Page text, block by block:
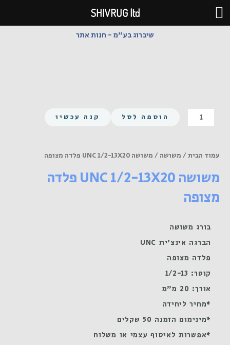
דילוג
לתוכן
שיברוג בע"מ - חנות אתר
כמות
של
13X20
מצופה
הוספה לסל קנה עכשיו
עמוד הבית/ משושה / משושה UNC 1/2-13X20 פלדה מצופה
משושה UNC 1/2-13X20 פלדה
מצופה
בורג משושה
הברגה אינצ'ית UNC
פלדה מצופה
קוטר: 1/2-13
אורך: 20 מ"מ
*מחיר ליחידה
*מינימום הזמנה 50 שקלים
*אפשרות לאיסוף עצמי או משלוח
SHIVRUG ltd